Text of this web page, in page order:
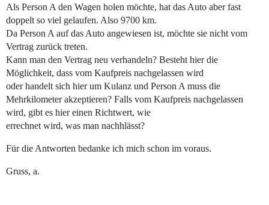
Als Person A den Wagen holen möchte, hat das Auto aber fast
doppelt so viel gelaufen. Also 9700 km.
Da Person A auf das Auto angewiesen ist, möchte sie nicht vom
Vertrag zurück treten.
Kann man den Vertrag neu verhandeln? Besteht hier die
Möglichkeit, dass vom Kaufpreis nachgelassen wird
oder handelt sich hier um Kulanz und Person A muss die
Mehrkilometer akzeptieren? Falls vom Kaufpreis nachgelassen
wird, gibt es hier einen Richtwert, wie
errechnet wird, was man nachhlässt?
Für die Antworten bedanke ich mich schon im voraus.
Gruss, a.